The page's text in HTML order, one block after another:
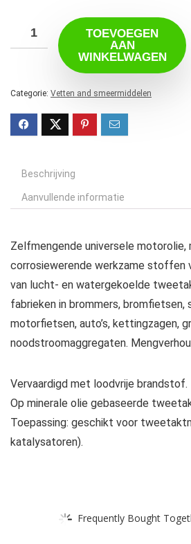
TOEVOEGEN
AAN
WINKELWAGEN
Categorie: Vetten and smeermiddelen
Beschrijving
Aanvullende informatie
Zelfmengende universele motorolie,
corrosiewerende werkzame stoffen
van lucht- en watergekoelde
fabrieken in brommers, bromfietsen,
motorfietsen, auto’s, kettingzagen,
noodstroomaggregaten.
Vervaardigd met loodvrije brandstof.
Op minerale olie gebaseerde
Toepassing: geschikt voor
katalysatoren).
Frequently Bought